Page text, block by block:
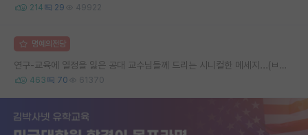
214 29 49922
명예의전당
연구-교육에 열정을 잃은 공대 교수님들께 드리는 시니컬한 메세지...(ㅂㄷㅂㄷ)
463 70 61370